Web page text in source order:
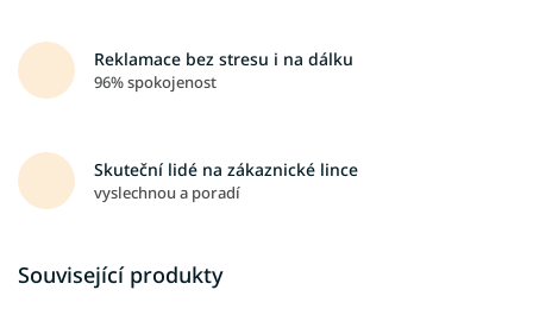
Reklamace bez stresu i na dálku
96% spokojenost
Skuteční lidé na zákaznické lince
vyslechnou a poradí
Související produkty